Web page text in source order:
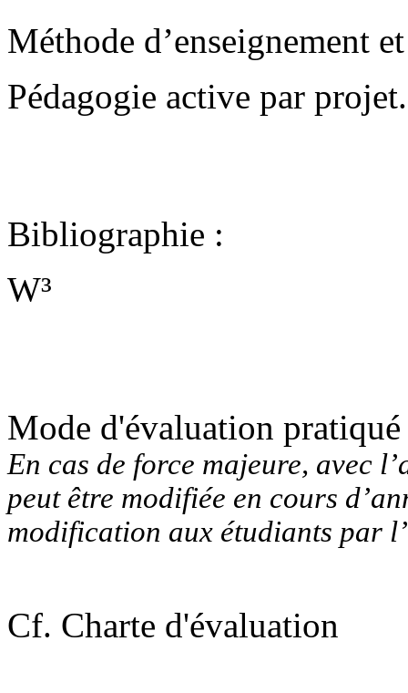
Méthode d’enseignement
Pédagogie active par projet.
Bibliographie :
W³
Mode d'évaluation pratiqué
En cas de force majeure, avec
peut être modifiée en cours
modification aux étudiants par
Cf. Charte d'évaluation